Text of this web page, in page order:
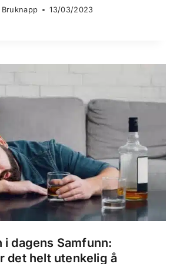
Bruknapp 13/03/2023
i dagens Samfunn:
det helt utenkelig å